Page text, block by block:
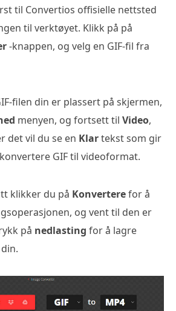
til Convertios offisielle nettsted
til verktøyet. Klikk på på
-knappen, og velg en GIF-fil fra
filen din er plassert på skjermen,
menyen, og fortsett til Video,
det vil du se en Klartekst som gir
GIF til videoformat.
klikker du på Konverterefor å
og vent til den er
på nedlasting for å lagre